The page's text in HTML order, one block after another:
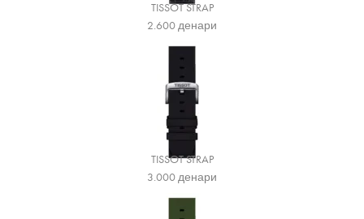
TISSOT STRAP
2.600денари
TISSOT STRAP
3.000денари